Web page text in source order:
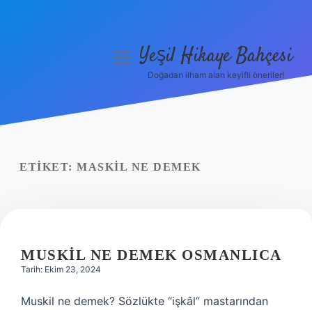
Yasal Uyarı
menüyüYeşil Hikaye Bahçesi
Doğadan ilham alan keyifli öneriler!
ETIKET: MASKIL NE DEMEK
MUSKIL NE DEMEK OSMANLICA
Tarih: Ekim 23, 2024
Muskil ne demek? Sözlükte “işkâl” mastarından